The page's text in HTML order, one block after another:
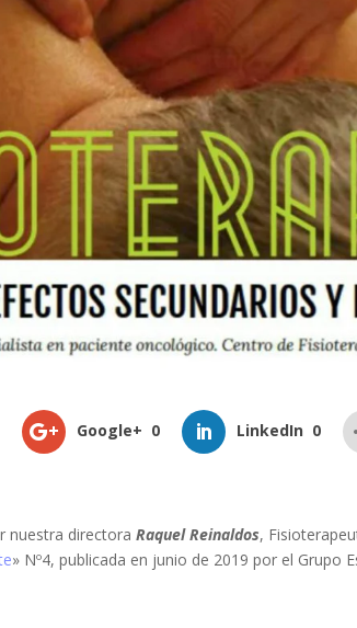
Google+ 0 LinkedIn 0
nuestra directoraRaquel Reinaldos,
» Nº4, publicada en junio de 2019 por el Grupo